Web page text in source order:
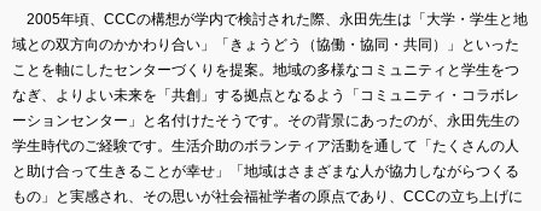
2005年頃、CCCの構想が学内で検討された際、永田先生は「大学・学生と地
域との双方向のかかわり合い」「きょうどう（協働・協同・共同）」といった
ことを軸にしたセンターづくりを提案。地域の多様なコミュニティと学生をつ
なぎ、よりよい未来を「共創」する拠点となるよう「コミュニティ・コラボレ
ーションセンター」と名付けたそうです。その背景にあったのが、永田先生の
学生時代のご経験です。生活介助のボランティア活動を通して「たくさんの人
と助け合って生きることが幸せ」「地域はさまざまな人が協力しながらつくる
もの」と実感され、その思いが社会福祉学者の原点であり、CCCの立ち上げに